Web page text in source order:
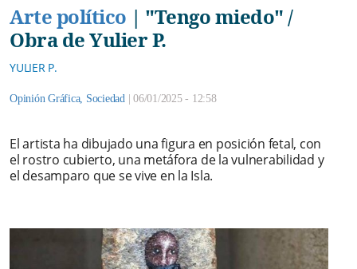
Arte político | "Tengo miedo" /
Obra de Yulier P.
YULIER P.
Opinión Gráfica, Sociedad | 06/01/2025 - 12:58
El artista ha dibujado una figura en posición fetal, con
el rostro cubierto, una metáfora de la vulnerabilidad y
el desamparo que se vive en la Isla.